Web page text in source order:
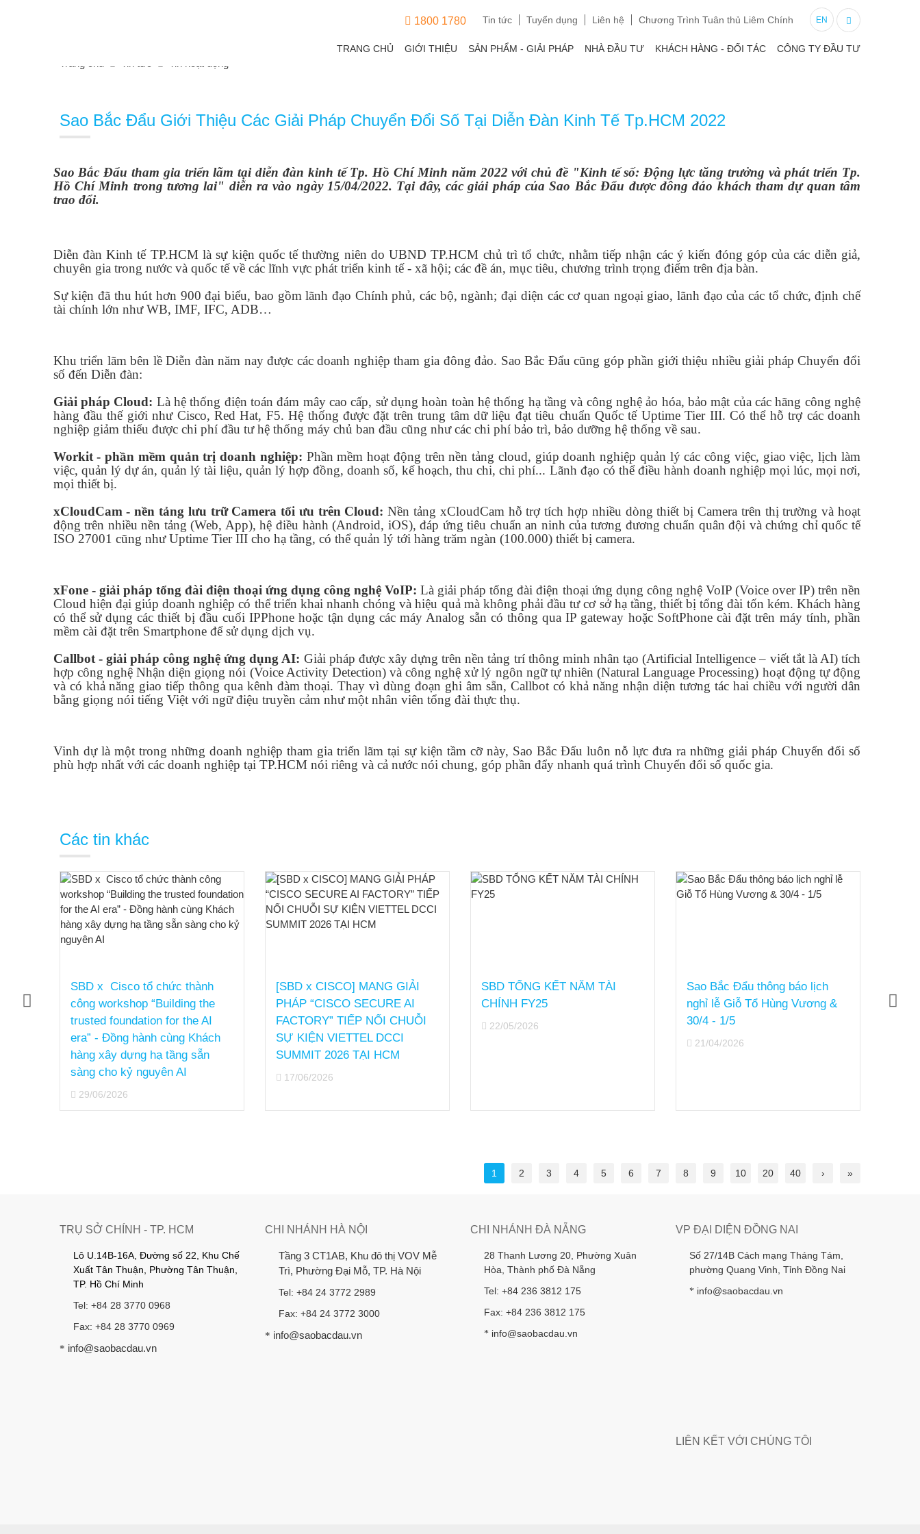
1800 1780 Tin tức Tuyển dụng Liên hệ Chương Trình Tuân thủ Liêm Chính EN
TRANG CHỦ GIỚI THIỆU SẢN PHẨM - GIẢI PHÁP NHÀ ĐẦU TƯ KHÁCH HÀNG - ĐỐI TÁC CÔNG TY ĐẦU TƯ
Sao Bắc Đẩu Giới Thiệu Các Giải Pháp Chuyển Đổi Số Tại Diễn Đàn Kinh Tế Tp.HCM 2022
Sao Bắc Đẩu tham gia triển lãm tại diễn đàn kinh tế Tp. Hồ Chí Minh năm 2022 với chủ đề "Kinh tế số: Động lực tăng trưởng và phát triển Tp.
Hồ Chí Minh trong tương lai" diễn ra vào ngày 15/04/2022. Tại đây, các giải pháp của Sao Bắc Đẩu được đông đảo khách tham dự quan tâm
trao đổi.
Diễn đàn Kinh tế TP.HCM là sự kiện quốc tế thường niên do UBND TP.HCM chủ trì tổ chức, nhằm tiếp nhận các ý kiến đóng góp của các diễn giả,
chuyên gia trong nước và quốc tế về các lĩnh vực phát triển kinh tế - xã hội; các đề án, mục tiêu, chương trình trọng điểm trên địa bàn.
Sự kiện đã thu hút hơn 900 đại biểu, bao gồm lãnh đạo Chính phủ, các bộ, ngành; đại diện các cơ quan ngoại giao, lãnh đạo của các tổ chức, định chế
tài chính lớn như WB, IMF, IFC, ADB…
Khu triển lãm bên lề Diễn đàn năm nay được các doanh nghiệp tham gia đông đảo. Sao Bắc Đẩu cũng góp phần giới thiệu nhiều giải pháp Chuyển đổi
số đến Diễn đàn:
Giải pháp Cloud: Là hệ thống điện toán đám mây cao cấp, sử dụng hoàn toàn hệ thống hạ tầng và công nghệ ảo hóa, bảo mật của các hãng công nghệ
hàng đầu thế giới như Cisco, Red Hat, F5. Hệ thống được đặt trên trung tâm dữ liệu đạt tiêu chuẩn Quốc tế Uptime Tier III. Có thể hỗ trợ các doanh
nghiệp giảm thiểu được chi phí đầu tư hệ thống máy chủ ban đầu cũng như các chi phí bảo trì, bảo dưỡng hệ thống về sau.
Workit - phần mềm quản trị doanh nghiệp: Phần mềm hoạt động trên nền tảng cloud, giúp doanh nghiệp quản lý các công việc, giao việc, lịch làm
việc, quản lý dự án, quản lý tài liệu, quản lý hợp đồng, doanh số, kế hoạch, thu chi, chi phí... Lãnh đạo có thể điều hành doanh nghiệp mọi lúc, mọi nơi,
mọi thiết bị.
xCloudCam - nền tảng lưu trữ Camera tối ưu trên Cloud:Nền tảng xCloudCam hỗ trợ tích hợp nhiều dòng thiết bị Camera trên thị trường và hoạt
động trên nhiều nền tảng (Web, App), hệ điều hành (Android, iOS), đáp ứng tiêu chuẩn an ninh của tương đương chuẩn quân đội và chứng chỉ quốc tế
ISO 27001 cũng như Uptime Tier III cho hạ tầng, có thể quản lý tới hàng trăm ngàn (100.000) thiết bị camera.
xFone - giải pháp tổng đài điện thoại ứng dụng công nghệ VoIP:Là giải pháp tổng đài điện thoại ứng dụng công nghệ VoIP (Voice over IP) trên nền
Cloud hiện đại giúp doanh nghiệp có thể triển khai nhanh chóng và hiệu quả mà không phải đầu tư cơ sở hạ tầng, thiết bị tổng đài tốn kém. Khách hàng
có thể sử dụng các thiết bị đầu cuối IPPhone hoặc tận dụng các máy Analog sẵn có thông qua IP gateway hoặc SoftPhone cài đặt trên máy tính, phần
mềm cài đặt trên Smartphone để sử dụng dịch vụ.
Callbot - giải pháp công nghệ ứng dụng AI: Giải pháp được xây dựng trên nền tảng trí thông minh nhân tạo (Artificial Intelligence – viết tắt là AI) tích
hợp công nghệ Nhận diện giọng nói (Voice Activity Detection) và công nghệ xử lý ngôn ngữ tự nhiên (Natural Language Processing) hoạt động tự động
và có khả năng giao tiếp thông qua kênh đàm thoại. Thay vì dùng đoạn ghi âm sẵn, Callbot có khả năng nhận diện tương tác hai chiều với người dân
bằng giọng nói tiếng Việt với ngữ điệu truyền cảm như một nhân viên tổng đài thực thụ.
Vinh dự là một trong những doanh nghiệp tham gia triển lãm tại sự kiện tầm cỡ này, Sao Bắc Đẩu luôn nỗ lực đưa ra những giải pháp Chuyển đổi số
phù hợp nhất với các doanh nghiệp tại TP.HCM nói riêng và cả nước nói chung, góp phần đẩy nhanh quá trình Chuyển đổi số quốc gia.
Các tin khác
SBD x Cisco tổ chức thành
công workshop “Building the
trusted foundation for the AI
era” - Đồng hành cùng Khách
hàng xây dựng hạ tầng sẵn
sàng cho kỷ nguyên AI
29/06/2026
[SBD x CISCO] MANG GIẢI
PHÁP “CISCO SECURE AI
FACTORY” TIẾP NỐI CHUỖI
SỰ KIỆN VIETTEL DCCI
SUMMIT 2026 TẠI HCM
17/06/2026
SBD TỔNG KẾT NĂM TÀI
CHÍNH FY25
22/05/2026
Sao Bắc Đẩu thông báo lịch
nghỉ lễ Giỗ Tổ Hùng Vương &
30/4 - 1/5
21/04/2026
sự
1 2 3 4 5 6 7 8 9 10 20 40 › »
TRỤ SỞ CHÍNH - TP. HCM
Lô U.14B-16A, Đường số 22, Khu Chế
Xuất Tân Thuận, Phường Tân Thuận,
TP. Hồ Chí Minh
Tel: +84 28 3770 0968
Fax: +84 28 3770 0969
* info@saobacdau.vn
CHI NHÁNH HÀ NỘI
Tầng 3 CT1AB, Khu đô thị VOV Mễ
Trì, Phường Đại Mỗ, TP. Hà Nội
Tel: +84 24 3772 2989
Fax: +84 24 3772 3000
* info@saobacdau.vn
CHI NHÁNH ĐÀ NẴNG
28 Thanh Lương 20, Phường Xuân
Hòa, Thành phố Đà Nẵng
Tel: +84 236 3812 175
Fax: +84 236 3812 175
* info@saobacdau.vn
VP ĐẠI DIỆN ĐỒNG NAI
Số 27/14B Cách mạng Tháng Tám,
phường Quang Vinh, Tỉnh Đồng Nai
* info@saobacdau.vn
LIÊN KẾT VỚI CHÚNG TÔI